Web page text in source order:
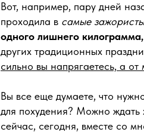
Вот, например, пару дней
проходила в самые
одного лишнего
других традиционных
сильно вы напрягаетесь, а
Вы все еще думаете, что
для похудения? Можно ждать
сейчас, сегодня, вместе со